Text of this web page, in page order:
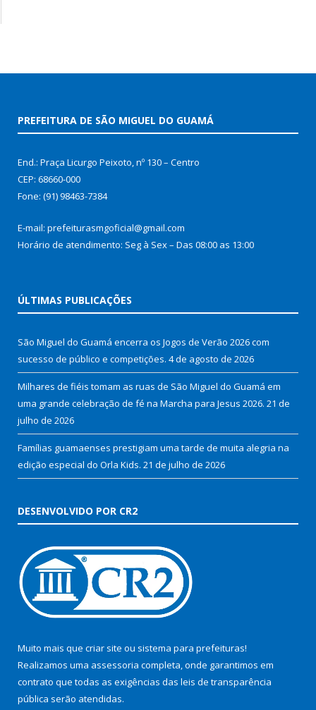
PREFEITURA DE SÃO MIGUEL DO GUAMÁ
End.: Praça Licurgo Peixoto, nº 130 – Centro
CEP: 68660-000
Fone: (91) 98463-7384
E-mail: prefeiturasmgoficial@gmail.com
Horário de atendimento: Seg à Sex – Das 08:00 as 13:00
ÚLTIMAS PUBLICAÇÕES
São Miguel do Guamá encerra os Jogos de Verão 2026 com
sucesso de público e competições. 4 de agosto de 2026
Milhares de fiéis tomam as ruas de São Miguel do Guamá em
uma grande celebração de fé na Marcha para Jesus 2026. 21 de
julho de 2026
Famílias guamaenses prestigiam uma tarde de muita alegria na
edição especial do Orla Kids. 21 de julho de 2026
DESENVOLVIDO POR CR2
Muito mais que criar site ou sistema para prefeituras!
Realizamos uma assessoria completa, onde garantimos em
contrato que todas as exigências das leis de transparência
pública serão atendidas.